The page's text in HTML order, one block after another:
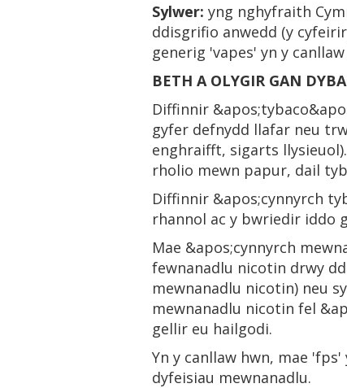
Sylwer: yng nghyfraith
ddisgrifio anwedd (y
generig 'vapes' yn y
BETH A OLYGIR GAN
Diffinnir
gyfer defnydd llafar neu
enghraifft, sigarts
rholio mewn papur, dail
Diffinnir &apos;cynnyrch
rhannol ac y bwriedir iddo
Mae &apos;cynnyrch
fewnanadlu nicotin drwy
mewnanadlu nicotin) neu
mewnanadlu nicotin fel
gellir eu hailgodi.
Yn y canllaw hwn, mae
dyfeisiau mewnanadlu.